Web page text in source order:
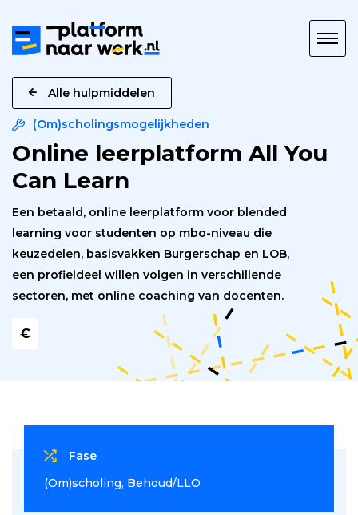
naar
Werk
Alle hulpmiddelen
(Om)scholingsmogelijkheden
Online leerplatform All You
Can Learn
Een betaald, online leerplatform voor blended
learning voor studenten op mbo-niveau die
keuzedelen, basisvakken Burgerschap en LOB,
een profieldeel willen volgen in verschillende
sectoren, met online coaching van docenten.
€
Fase
(Om)scholing Behoud/LLO